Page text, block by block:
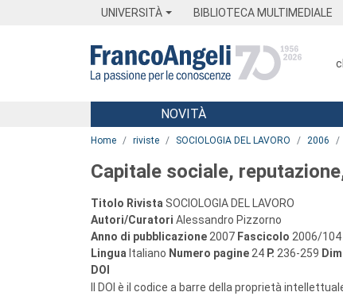
UNIVERSITÀ BIBLIOTECA MULTIMEDIALE
Menu
NOVITÀ
Home riviste SOCIOLOGIA DEL LAVORO 2006
Capitale sociale,
Titolo Rivista SOCIOLOGIA DEL LAVORO
Autori/Curatori Alessandro Pizzorno
Anno di pubblicazione 2007 Fascicolo 2006/104
Lingua Italiano Numero pagine 24 P. 236-259
DOI
Il DOI è il codice a barre della proprietà